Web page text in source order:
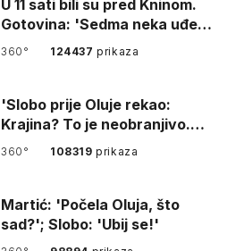
U 11 sati bili su pred Kninom.
Gotovina: 'Sedma neka uđe,
4. gardijska neka g…
360° 124437prikaza
'Slobo prije Oluje rekao:
Krajina? To je neobranjivo.
Tuđmana zvao Krivousti'
360° 108319prikaza
Martić: 'Počela Oluja, što
sad?'; Slobo: 'Ubij se!'